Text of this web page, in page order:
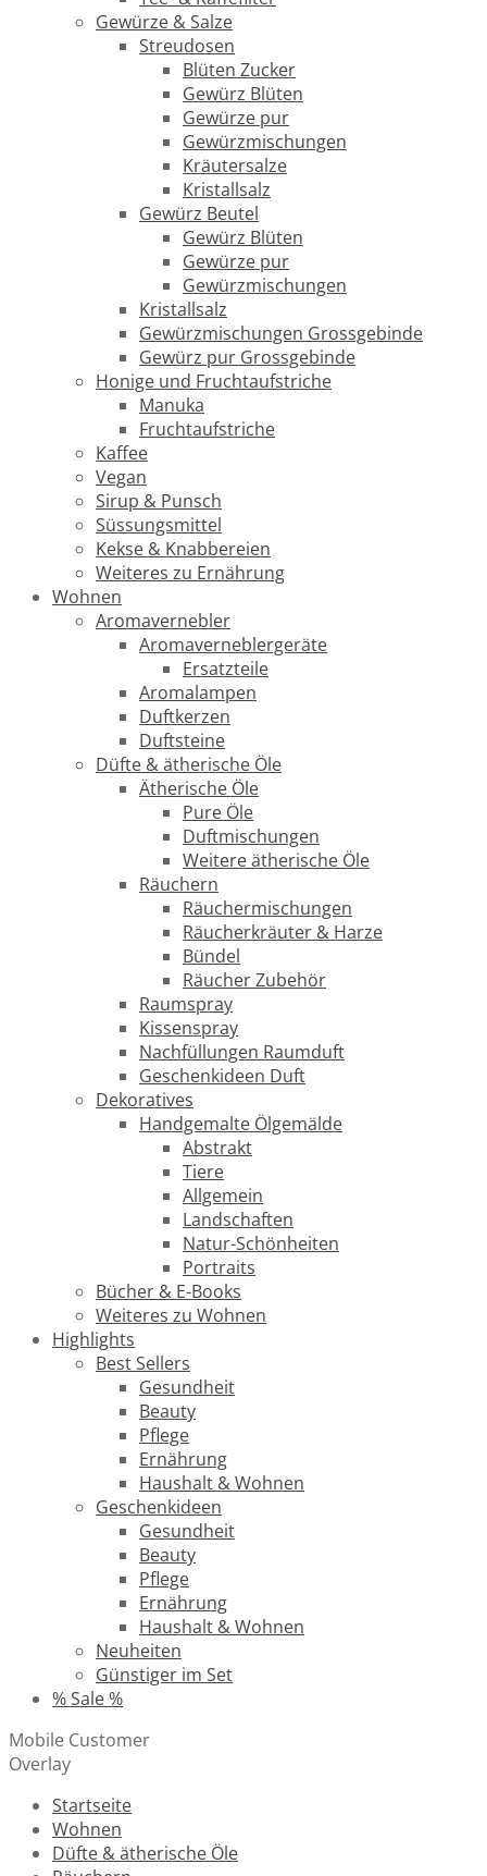
Gewürze & Salze
Streudosen
Blüten Zucker
Gewürz Blüten
Gewürze pur
Gewürzmischungen
Kräutersalze
Kristallsalz
Gewürz Beutel
Gewürz Blüten
Gewürze pur
Gewürzmischungen
Kristallsalz
Gewürzmischungen Grossgebinde
Gewürz pur Grossgebinde
Honige und Fruchtaufstriche
Manuka
Fruchtaufstriche
Kaffee
Vegan
Sirup & Punsch
Süssungsmittel
Kekse & Knabbereien
Weiteres zu Ernährung
Wohnen
Aromavernebler
Aromaverneblergeräte
Ersatzteile
Aromalampen
Duftkerzen
Duftsteine
Düfte & ätherische Öle
Ätherische Öle
Pure Öle
Duftmischungen
Weitere ätherische Öle
Räuchern
Räuchermischungen
Räucherkräuter & Harze
Bündel
Räucher Zubehör
Raumspray
Kissenspray
Nachfüllungen Raumduft
Geschenkideen Duft
Dekoratives
Handgemalte Ölgemälde
Abstrakt
Tiere
Allgemein
Landschaften
Natur-Schönheiten
Portraits
Bücher & E-Books
Weiteres zu Wohnen
Highlights
Best Sellers
Gesundheit
Beauty
Pflege
Ernährung
Haushalt & Wohnen
Geschenkideen
Gesundheit
Beauty
Pflege
Ernährung
Haushalt & Wohnen
Neuheiten
Günstiger im Set
% Sale %
Mobile Customer
Overlay
Startseite
Wohnen
Düfte & ätherische Öle